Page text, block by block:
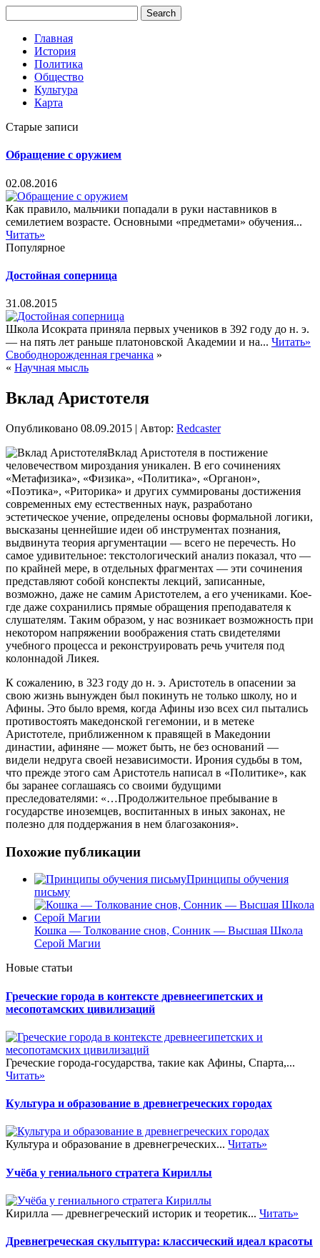
Главная
История
Политика
Общество
Культура
Карта
Старые записи
Обращение с оружием
02.08.2016
Как правило, мальчики попадали в руки наставников в
семилетием возрасте. Основными «предметами» обучения...
Читать»
Популярное
Достойная соперница
31.08.2015
Школа Исократа приняла первых учеников в 392 году до н. э.
— на пять лет раньше платоновской Академии и на... Читать»
Свободнорожденная гречанка »
« Научная мысль
Вклад Аристотеля
Опубликовано 08.09.2015 | Автор: Redcaster
Вклад Аристотеля в постижение
человечеством мироздания уникален. В его сочинениях
«Метафизика», «Физика», «Политика», «Органон»,
«Поэтика», «Риторика» и других суммированы достижения
современных ему естественных наук, разработано
эстетическое учение, определены основы формальной логики,
высказаны ценнейшие идеи об инструментах познания,
выдвинута теория аргументации — всего не перечесть. Но
самое удивительное: текстологический анализ показал, что —
по крайней мере, в отдельных фрагментах — эти сочинения
представляют собой конспекты лекций, записанные,
возможно, даже не самим Аристотелем, а его учениками. Кое-
где даже сохранились прямые обращения преподавателя к
слушателям. Таким образом, у нас возникает возможность при
некотором напряжении воображения стать свидетелями
учебного процесса и реконструировать речь учителя под
колоннадой Ликея.
К сожалению, в 323 году до н. э. Аристотель в опасении за
свою жизнь вынужден был покинуть не только школу, но и
Афины. Это было время, когда Афины изо всех сил пытались
противостоять македонской гегемонии, и в метеке
Аристотеле, приближенном к правящей в Македонии
династии, афиняне — может быть, не без оснований —
видели недруга своей независимости. Ирония судьбы в том,
что прежде этого сам Аристотель написал в «Политике», как
бы заранее соглашаясь со своими будущими
преследователями: «…Продолжительное пребывание в
государстве иноземцев, воспитанных в иных законах, не
полезно для поддержания в нем благозакония».
Похожие публикации
Принципы обучения
письму
Кошка — Толкование снов, Сонник — Высшая Школа
Серой Магии
Новые статьи
Греческие города в контексте древнеегипетских и
месопотамских цивилизаций
Греческие города-государства, такие как Афины, Спарта,...
Читать»
Культура и образование в древнегреческих городах
Культура и образование в древнегреческих... Читать»
Учёба у гениального стратега Кириллы
Кирилла — древнегреческий историк и теоретик... Читать»
Древнегреческая скульптура: классический идеал красоты